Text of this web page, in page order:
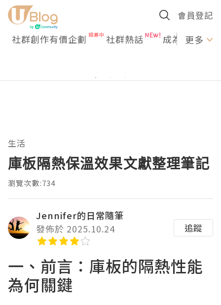
會員登記
社群創作有價企劃 社群熱話 成為U更多
生活
庫板隔熱保溫效果文獻整理筆記
瀏覽次數:734
Jennifer的日常隨筆
發佈於 2025.10.24
追蹤
一、前言：庫板的隔熱性能
為何關鍵